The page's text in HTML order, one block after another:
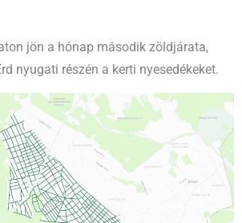
jön a hónap második zöldjárata,
nyugati részén a kerti nyesedékeket.